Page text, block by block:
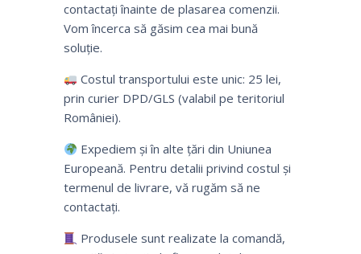
contactați înainte de plasarea comenzii.
Vom încerca să găsim cea mai bună
soluție.
Costul transportului este unic: 25 lei,
prin curier DPD/GLS (valabil pe teritoriul
României).
Expediem și în alte țări din Uniunea
Europeană. Pentru detalii privind costul și
termenul de livrare, vă rugăm să ne
contactați.
Produsele sunt realizate la comandă,